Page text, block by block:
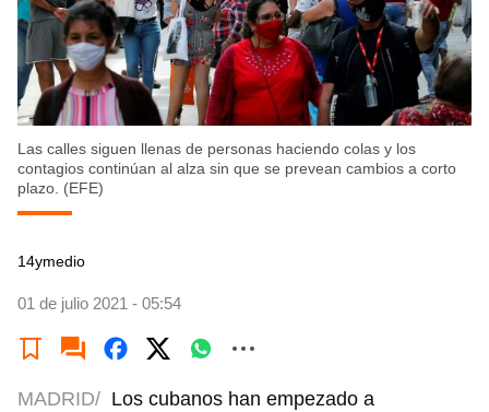
Las calles siguen llenas de personas haciendo colas y los
contagios continúan al alza sin que se prevean cambios a corto
plazo. (EFE)
14ymedio
01 de julio 2021 - 05:54
MADRID/ Los cubanos han empezado a